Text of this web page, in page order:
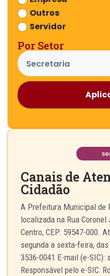
Outros
Servidor
Por Setor
Canais de
Cidadão
A Prefeitura Municipal de
localizada na Rua
Centro, CEP: 59547-000.
segunda a sexta-feira,
3536-0041 E-mail (e-SIC):
Responsável pelo e-SIC: